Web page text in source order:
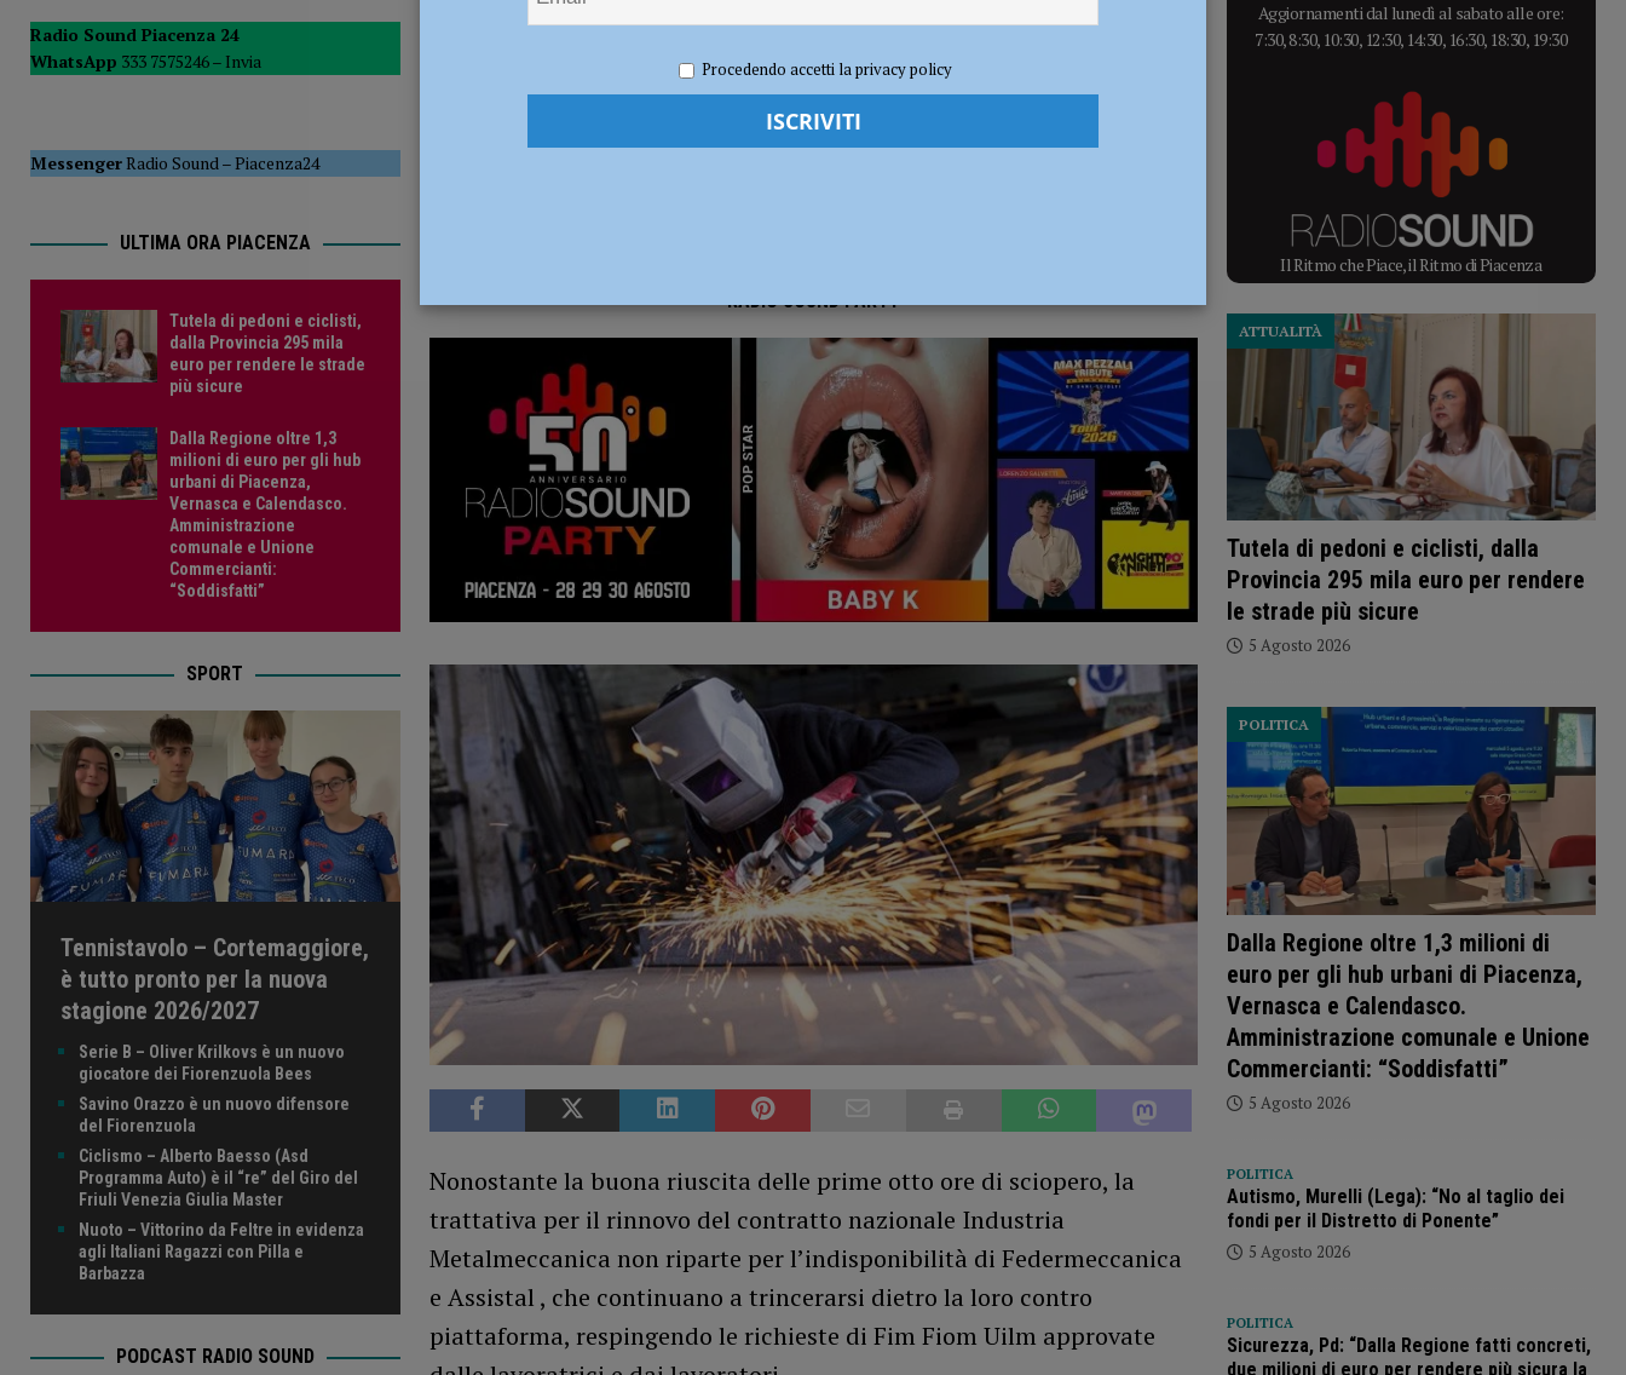
POLITICA
[ 5 Agosto 2026 ] Caldo estremo e asili nido, Tagliaferri (FdI): “Verificare subito la situazione nella provincia di Piacenza”
RADIO SOUND PARTY
Nonostante la buona riuscita delle prime otto ore di sciopero, la
trattativa per il rinnovo del contratto nazionale Industria
Metalmeccanica non riparte per l’indisponibilità di Federmeccanica
e Assistal , che continuano a trincerarsi dietro la loro contro
piattaforma, respingendo le richieste di Fim Fiom Uilm approvate
Radio Sound Piacenza 24
WhatsApp 333 7575246 – Invia
MessengerRadio Sound–Piacenza24
ULTIMA ORA PIACENZA
Tutela di pedoni e ciclisti,
dalla Provincia 295 mila
euro per rendere le strade
più sicure
Dalla Regione oltre 1,3
milioni di euro per gli hub
urbani di Piacenza,
Vernasca e Calendasco.
Amministrazione
comunale e Unione
Commercianti:
“Soddisfatti”
SPORT
Tennistavolo – Cortemaggiore,
è tutto pronto per la nuova
stagione 2026/2027
Serie B – Oliver Krilkovs è un nuovo
giocatore dei Fiorenzuola Bees
Savino Orazzo è un nuovo difensore
del Fiorenzuola
Ciclismo – Alberto Baesso (Asd
Programma Auto) è il “re” del Giro del
Friuli Venezia Giulia Master
Nuoto – Vittorino da Feltre in evidenza
agli Italiani Ragazzi con Pilla e
Barbazza
PODCAST RADIO SOUND
Aggiornamenti dal lunedì al sabato alle ore:
7:30, 8:30, 10:30, 12:30, 14:30, 16:30, 18:30, 19:30
Il Ritmo che Piace, il Ritmo di Piacenza
Tutela di pedoni e ciclisti, dalla
Provincia 295 mila euro per rendere
le strade più sicure
ATTUALITÀ
5 Agosto 2026
Dalla Regione oltre 1,3 milioni di
euro per gli hub urbani di Piacenza,
Vernasca e Calendasco.
Amministrazione comunale e Unione
Commercianti: “Soddisfatti”
POLITICA
5 Agosto 2026
POLITICA
Autismo, Murelli (Lega): “No al taglio dei
fondi per il Distretto di Ponente”
5 Agosto 2026
POLITICA
Sicurezza, Pd: “Dalla Regione fatti concreti,
due milioni di euro per rendere più sicura la
Procedendo accetti la privacy policy